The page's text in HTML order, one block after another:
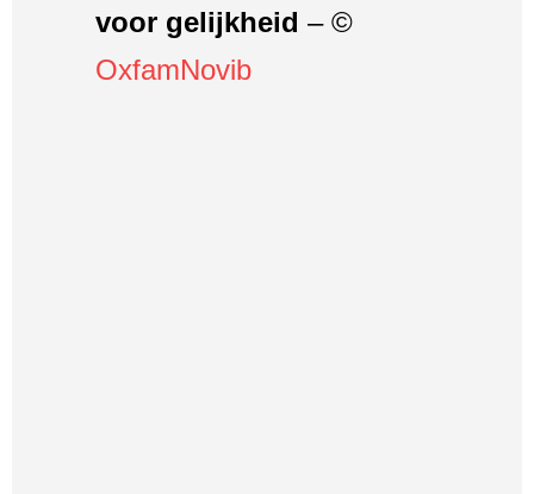
voor gelijkheid – ©
OxfamNovib